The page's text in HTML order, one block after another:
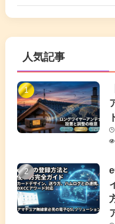
(6)
(1)
(7)
(16)
(20)
(63)
(7)
(5)
(4)
(2)
(5)
(5)
(4)
(1)
人気記事